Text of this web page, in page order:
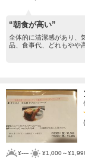
“朝食が高い”
全体的に清潔感があり、
品、食事代、どれもやや
¥---- ¥1,000～